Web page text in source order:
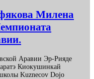
Милена
Аравии Эр-Рияде
Киокушинкай
Kuznecov Dojo